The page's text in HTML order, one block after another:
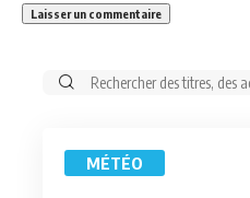
Rechercher:
MÉTÉO